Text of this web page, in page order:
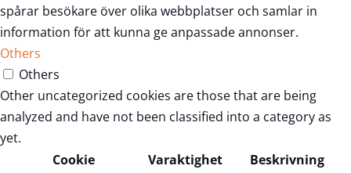
spårar besökare över olika webbplatser och samlar in
information för att kunna ge anpassade annonser.
Others
Others
Other uncategorized cookies are those that are being
analyzed and have not been classified into a category as
yet.
Cookie
Varaktighet Beskrivning